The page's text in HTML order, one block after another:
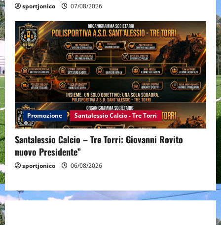
sportjonico 07/08/2026
Promozione Santalessio Calcio - Tre Torri
Santalessio Calcio – Tre Torri: Giovanni Rovito
nuovo Presidente”
sportjonico 06/08/2026